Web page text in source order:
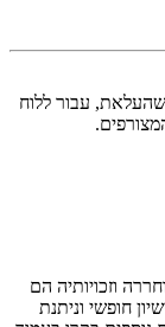
עבור ללוח
וזכויותיה הם
חופשי וניתנת